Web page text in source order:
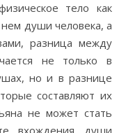
тело как
души человека, а
разница между
не только в
но и в разнице
составляют их
не может стать
вхождения души